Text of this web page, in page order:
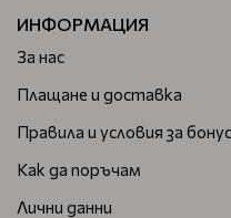
ИНФОРМАЦИЯ
За нас
Плащане и доставка
Правила и условия за
Как да поръчам
Лични данни